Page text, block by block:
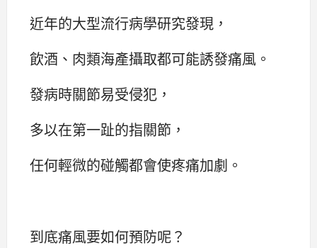
近年的大型流行病學研究發現，
飲酒、肉類海產攝取都可能誘發痛風。
發病時關節易受侵犯，
多以在第一趾的指關節，
任何輕微的碰觸都會使疼痛加劇。
到底痛風要如何預防呢？